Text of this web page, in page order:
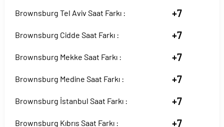
Brownsburg Tel Aviv Saat Farkı : +7
Brownsburg Cidde Saat Farkı : +7
Brownsburg Mekke Saat Farkı : +7
Brownsburg Medine Saat Farkı : +7
Brownsburg İstanbul Saat Farkı : +7
Brownsburg Kıbrıs Saat Farkı : +7